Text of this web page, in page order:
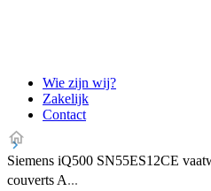
Wie zijn wij?
Zakelijk
Contact
Siemens iQ500 SN55ES12CE
couverts A